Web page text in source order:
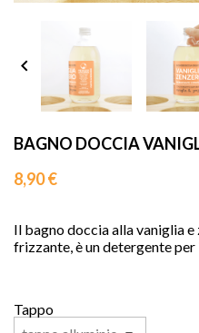

BAGNO DOCCIA
8,90 €
Il bagno doccia alla vaniglia
frizzante, è un detergente
Tappo